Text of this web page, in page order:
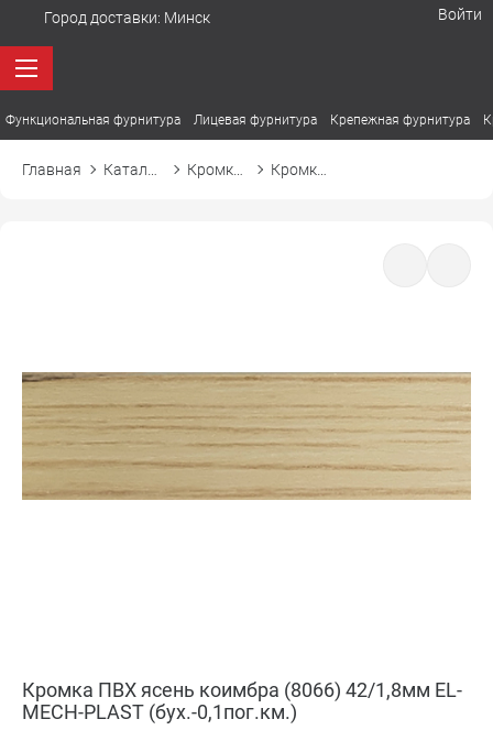
Город доставки: Минск Войти
Функциональная фурнитура Лицевая фурнитура Крепежная фурнитура
Главная
Кромка ПВХ ясень коимбра (8066) 42/1,8мм EL-
MECH-PLAST (бух.-0,1пог.км.)